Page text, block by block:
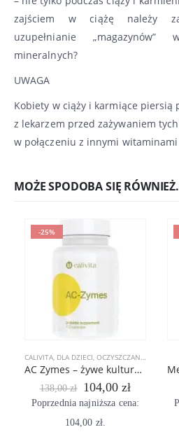
zajściem w ciążę należy
uzupełnianie
mineralnych?
UWAGA
Kobiety w ciąży i karmiące piersią
z lekarzem przed zażywaniem
w połączeniu z innymi
MOŻE SPODOBA SIĘ
-25%
CALIVITA DLA DZIECI OCZYSZCZANIE ORGANIZMU
AC Zymes – żywe kultury bakterii acidophillus, probiotyk
138,00zł Pierwotna
cena
wynosiła:
138,00 zł.
104,00złAktualna
cena
Poprzednia najniższa cena:
104,00 zł